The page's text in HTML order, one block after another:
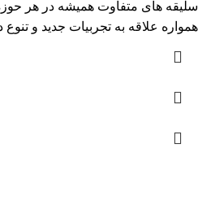
سلیقه های متفاوت همیشه در هر
همواره علاقه به تجربیات جدید و تنوع